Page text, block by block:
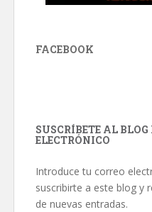
FACEBOOK
SUSCRÍBETE AL BLOG
ELECTRÓNICO
Introduce tu correo
suscribirte a este blog y
de nuevas entradas.